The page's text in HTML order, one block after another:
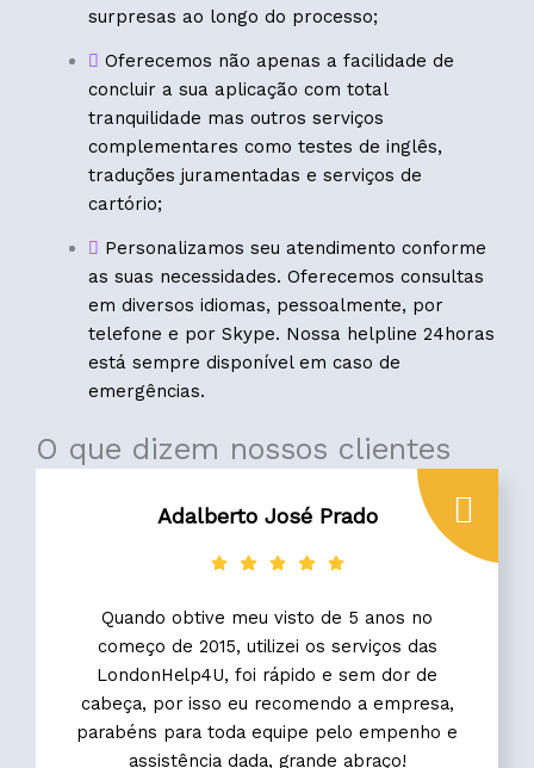
surpresas ao longo do processo;
Oferecemos não apenas a facilidade de
concluir a sua aplicação com total
tranquilidade mas outros serviços
complementares como testes de inglês,
traduções juramentadas e serviços de
cartório;
Personalizamos seu atendimento conforme
as suas necessidades. Oferecemos consultas
em diversos idiomas, pessoalmente, por
telefone e por Skype. Nossa helpline 24horas
está sempre disponível em caso de
emergências.
O que dizem nossos clientes
Adalberto José Prado
Quando obtive meu visto de 5 anos no
começo de 2015, utilizei os serviços das
LondonHelp4U, foi rápido e sem dor de
cabeça, por isso eu recomendo a empresa,
parabéns para toda equipe pelo empenho e
assistência dada, grande abraço!